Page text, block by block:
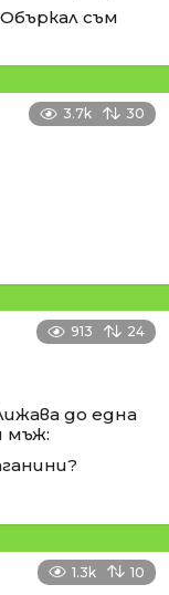
съм
3.7k 30
913 24
до една
мъж:
1.3k 10